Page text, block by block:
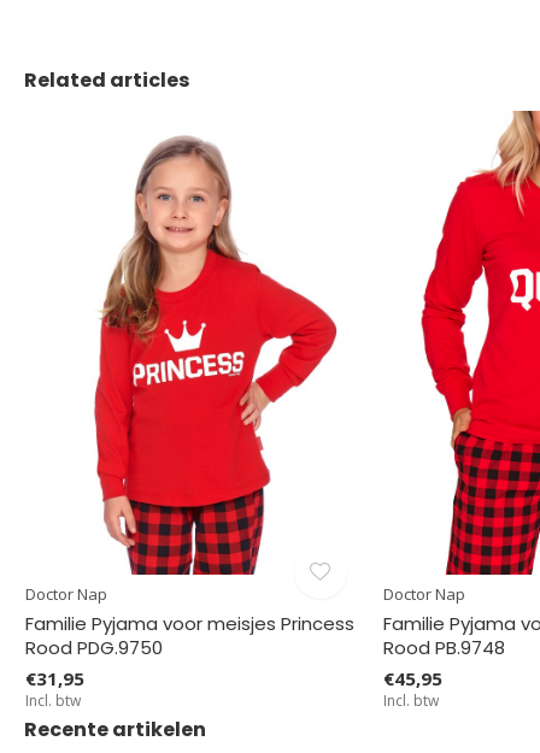
Related articles
Doctor Nap
Familie Pyjama voor meisjes Princess
Rood PDG.9750
€31,95
Incl. btw
Doctor Nap
Familie Pyjama
Rood PB.9748
€45,95
Incl. btw
Recente artikelen